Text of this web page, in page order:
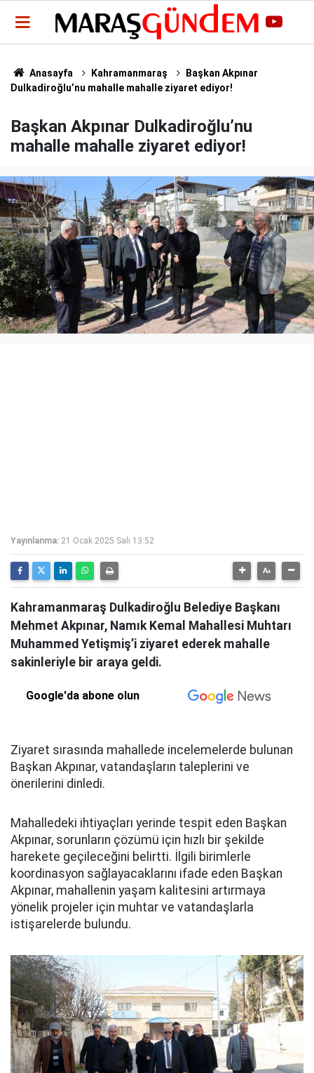
Anasayfa Kahramanmaraş
Başkan Akpınar
Dulkadiroğlu’nu mahalle mahalle ziyaret ediyor!
Başkan Akpınar Dulkadiroğlu’nu
mahalle mahalle ziyaret ediyor!
Yayınlanma: 21 Ocak 2025 Salı 13:52
Kahramanmaraş Dulkadiroğlu Belediye Başkanı
Mehmet Akpınar, Namık Kemal Mahallesi Muhtarı
Muhammed Yetişmiş’i ziyaret ederek mahalle
sakinleriyle bir araya geldi.
Google'da abone olun
Ziyaret sırasında mahallede incelemelerde bulunan
Başkan Akpınar, vatandaşların taleplerini ve
önerilerini dinledi.
Mahalledeki ihtiyaçları yerinde tespit eden Başkan
Akpınar, sorunların çözümü için hızlı bir şekilde
harekete geçileceğini belirtti. İlgili birimlerle
koordinasyon sağlayacaklarını ifade eden Başkan
Akpınar, mahallenin yaşam kalitesini artırmaya
yönelik projeler için muhtar ve vatandaşlarla
istişarelerde bulundu.